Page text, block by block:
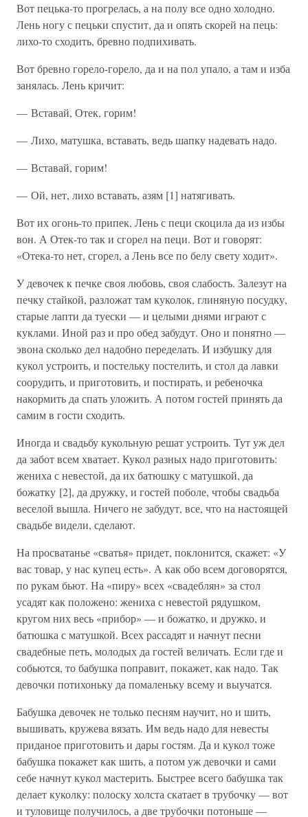
Вот пецька-то прогрелась, а на полу все одно холодно.
Лень ногу с пецьки спустит, да и опять скорей на пець:
лихо-то сходить, бревно подпихивать.
Вот бревно горело-горело, да и на пол упало, а там и изба
занялась. Лень кричит:
— Вставай, Отек, горим!
— Лихо, матушка, вставать, ведь шапку надевать надо.
— Вставай, горим!
— Ой, нет, лихо вставать, азям [1] натягивать.
Вот их огонь-то припек, Лень с пеци скоцила да из избы
вон. А Отек-то так и сгорел на пеци. Вот и говорят:
«Отека-то нет, сгорел, а Лень все по белу свету ходит».
У девочек к печке своя любовь, своя слабость. Залезут на
печку стайкой, разложат там куколок, глиняную посудку,
старые лапти да туески — и целыми днями играют с
куклами. Иной раз и про обед забудут. Оно и понятно —
эвона сколько дел надобно переделать. И избушку для
кукол устроить, и постельку постелить, и стол да лавки
соорудить, и приготовить, и постирать, и ребеночка
накормить да спать уложить. А потом гостей принять да
самим в гости сходить.
Иногда и свадьбу кукольную решат устроить. Тут уж дел
да забот всем хватает. Кукол разных надо приготовить:
жениха с невестой, да их батюшку с матушкой, да
божатку [2], да дружку, и гостей поболе, чтобы свадьба
веселой вышла. Ничего не забудут, все, что на настоящей
свадьбе видели, сделают.
На просватанье «сватья» придет, поклонится, скажет: «У
вас товар, у нас купец есть». А как обо всем договорятся,
по рукам бьют. На «пиру» всех «свадеблян» за стол
усадят как положено: жениха с невестой рядушком,
кругом них весь «прибор» — и божатко, и дружко, и
батюшка с матушкой. Всех рассадят и начнут песни
свадебные петь, молодых да гостей величать. Если где и
собьются, то бабушка поправит, покажет, как надо. Так
девочки потихоньку да помаленьку всему и выучатся.
Бабушка девочек не только песням научит, но и шить,
вышивать, кружева вязать. Им ведь надо для невесты
приданое приготовить и дары гостям. Да и кукол тоже
бабушка покажет как шить, а потом уж девочки и сами
себе начнут кукол мастерить. Быстрее всего бабушка так
делает куколку: полоску холста скатает в трубочку — вот
и туловище получилось, а две трубочки потоньше —